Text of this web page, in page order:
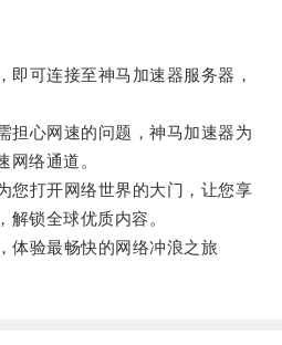
可连接至神马加速器服务器，
心网速的问题，神马加速器为
网络通道。
打开网络世界的大门，让您享
解锁全球优质内容。
验最畅快的网络冲浪之旅